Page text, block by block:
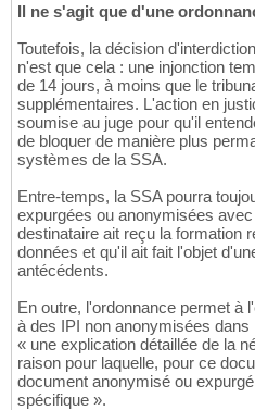
Il ne s'agit que d'une
Toutefois, la décision
n'est que cela : une injonction
de 14 jours, à moins que le
supplémentaires. L'action en
soumise au juge pour qu'il
de bloquer de manière plus
systèmes de la SSA.
Entre-temps, la SSA pourra
expurgées ou anonymisées
destinataire ait reçu la formation
données et qu'il ait fait l'objet
antécédents.
En outre, l'ordonnance permet à
à des IPI non anonymisées
« une explication détaillée de la
raison pour laquelle, pour ce
document anonymisé ou
spécifique ».